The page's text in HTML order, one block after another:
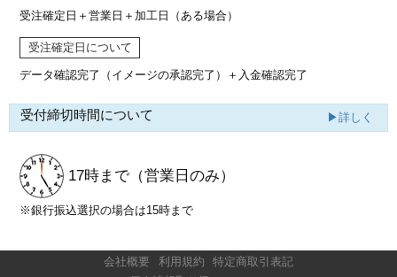
受注確定日＋営業日＋加工日（ある場合）
受注確定日について
データ確認完了（イメージの承認完了） ＋入金確認完了
受付締切時間について ▶詳しく
17時まで （営業日のみ）
※銀行振込選択の場合は15時まで
会社概要 利用規約
特定商取引表記